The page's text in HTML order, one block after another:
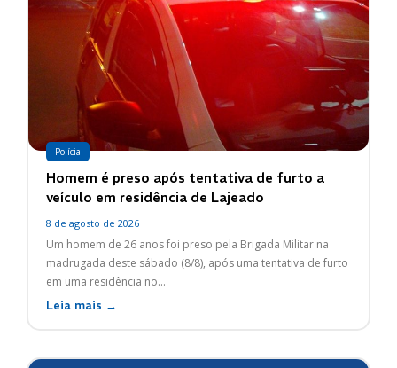
Polícia
Homem é preso após tentativa de furto a
veículo em residência de Lajeado
8 de agosto de 2026
Um homem de 26 anos foi preso pela Brigada Militar na
madrugada deste sábado (8/8), após uma tentativa de furto
em uma residência no...
Leia mais →